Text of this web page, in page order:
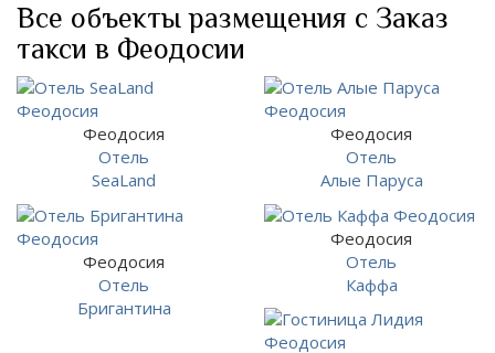
Все объекты размещения с Заказ
такси в Феодосии
Феодосия
Отель
SeaLand
Феодосия
Отель
Алые Паруса
Феодосия
Отель
Бригантина
Феодосия
Отель
Каффа